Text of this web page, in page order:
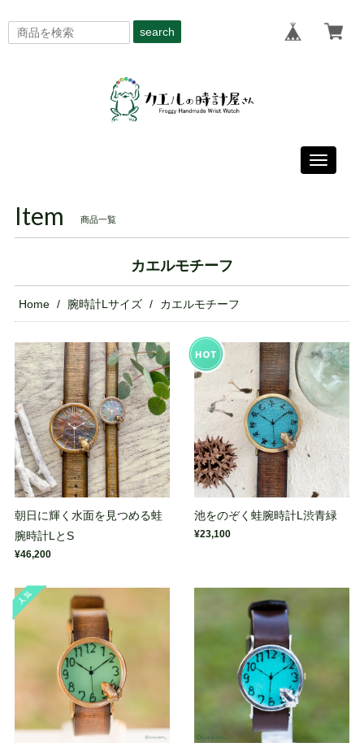
search
Toggle
Item 商品一覧
カエルモチーフ
Home 腕時計Lサイズ カエルモチーフ
朝日に輝く水面を見つめる蛙
腕時計LとS
¥46,200
池をのぞく蛙腕時計L渋青緑
¥23,100